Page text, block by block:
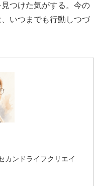
つけた気がする。今の
いつまでも行動しつづ
カンドライフクリエイ